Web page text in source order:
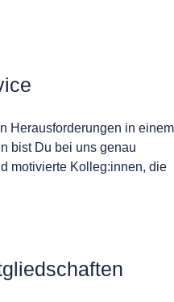
Herausforderungen in einem
bist Du bei uns genau
motivierte Kolleg:innen, die